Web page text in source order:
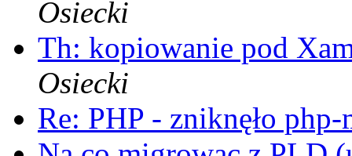
Osiecki
Th: kopiowanie pod
Osiecki
Re: PHP - zniknęło